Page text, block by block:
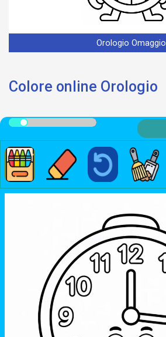
Orologio Omaggio
Colore online Orologio